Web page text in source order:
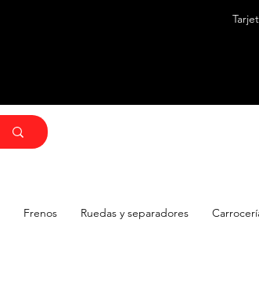
Frenos Ruedas y separadores